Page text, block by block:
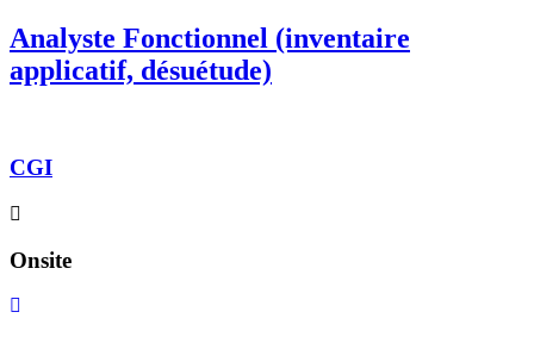
Analyste Fonctionnel (inventaire
applicatif, désuétude)
CGI
Onsite